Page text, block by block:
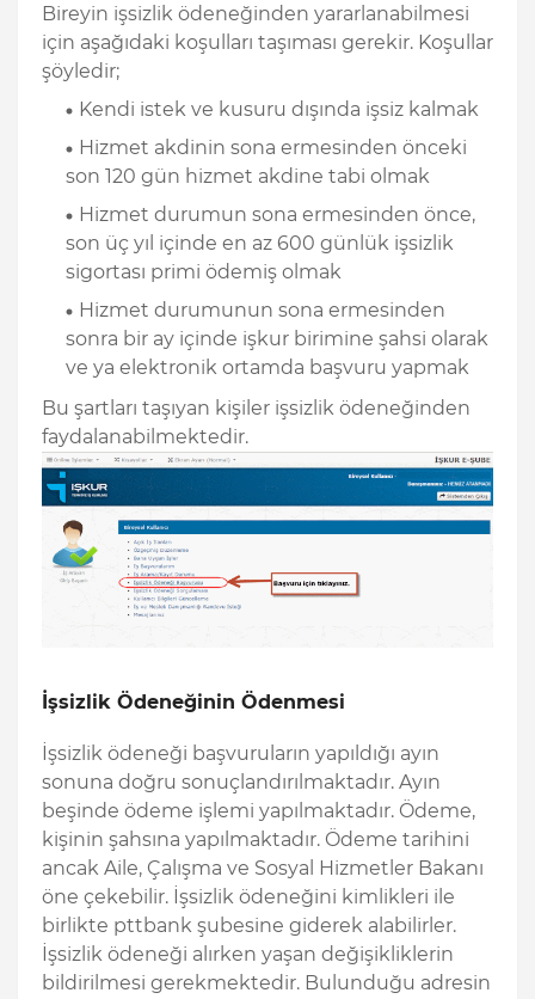
Bireyin işsizlik ödeneğinden yararlanabilmesi
için aşağıdaki koşulları taşıması gerekir. Koşullar
şöyledir;
Kendi istek ve kusuru dışında işsiz kalmak
Hizmet akdinin sona ermesinden önceki
son 120 gün hizmet akdine tabi olmak
Hizmet durumun sona ermesinden önce,
son üç yıl içinde en az 600 günlük işsizlik
sigortası primi ödemiş olmak
Hizmet durumunun sona ermesinden
sonra bir ay içinde işkur birimine şahsi olarak
ve ya elektronik ortamda başvuru yapmak
Bu şartları taşıyan kişiler işsizlik ödeneğinden
faydalanabilmektedir.
İşsizlik Ödeneğinin Ödenmesi
İşsizlik ödeneği başvuruların yapıldığı ayın
sonuna doğru sonuçlandırılmaktadır. Ayın
beşinde ödeme işlemi yapılmaktadır. Ödeme,
kişinin şahsına yapılmaktadır. Ödeme tarihini
ancak Aile, Çalışma ve Sosyal Hizmetler Bakanı
öne çekebilir. İşsizlik ödeneğini kimlikleri ile
birlikte pttbank şubesine giderek alabilirler.
İşsizlik ödeneği alırken yaşan değişikliklerin
bildirilmesi gerekmektedir. Bulunduğu adresin